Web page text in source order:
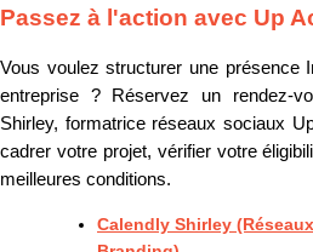
Passez à l'action avec Up
Vous voulez structurer une présence
entreprise ? Réservez un rendez-
Shirley, formatrice réseaux sociaux
cadrer votre projet, vérifier votre
meilleures conditions.
Calendly Shirley